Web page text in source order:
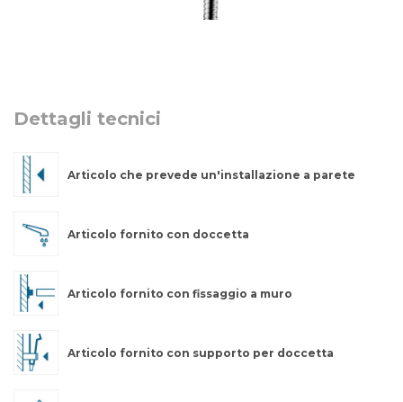
Dettagli tecnici
Articolo che prevede un'installazione a parete
Articolo fornito con doccetta
Articolo fornito con fissaggio a muro
Articolo fornito con supporto per doccetta